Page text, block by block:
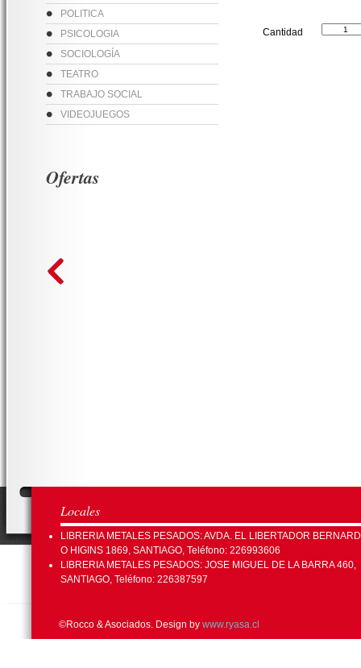
POLITICA
PSICOLOGIA
SOCIOLOGÍA
TEATRO
TRABAJO SOCIAL
VIDEOJUEGOS
Cantidad
Ofertas
Locales
LIBRERIA METALES PESADOS: AVDA. EL LIBERTADOR
O HIGINS 1869, SANTIAGO, Teléfono: 226993606
LIBRERIA METALES PESADOS: JOSE MIGUEL DE LA BARRA 460,
SANTIAGO, Teléfono: 226387597
©Rocco & Asociados. Design by www.ryasa.cl